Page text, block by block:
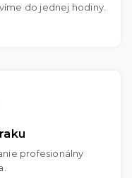
do jednej hodiny.
profesionálny